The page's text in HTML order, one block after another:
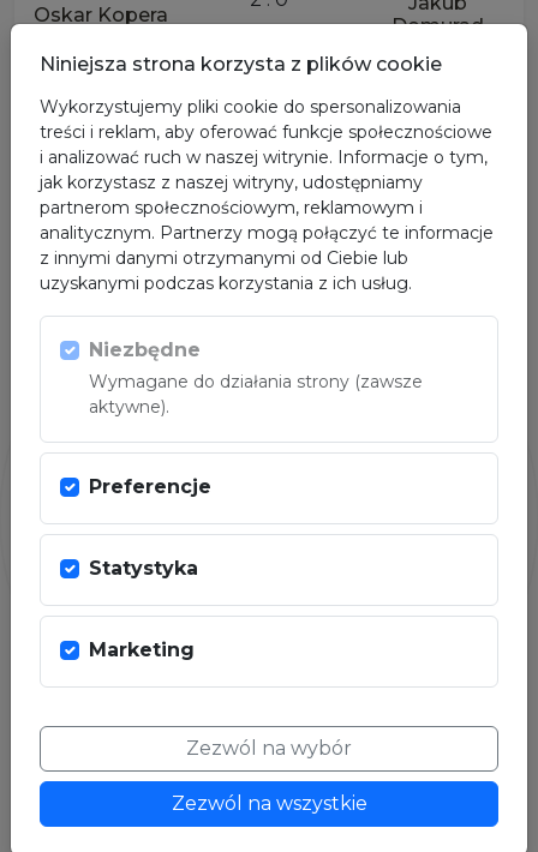
Oskar Kopera
Domurad
OGLĄDAJ NA ŻYWO
ORGANIZATORZY
SPONSOR GŁÓWNY
Niniejsza strona korzysta z plików cookie
Wykorzystujemy pliki cookie do spersonalizowania
treści i reklam, aby oferować funkcje społecznościowe
i analizować ruch w naszej witrynie. Informacje o tym,
jak korzystasz z naszej witryny, udostępniamy
partnerom społecznościowym, reklamowym i
analitycznym. Partnerzy mogą połączyć te informacje
z innymi danymi otrzymanymi od Ciebie lub
uzyskanymi podczas korzystania z ich usług.
Niezbędne
Wymagane do działania strony (zawsze
aktywne).
Preferencje
Statystyka
Marketing
Zezwól na wybór
Zezwól na wszystkie